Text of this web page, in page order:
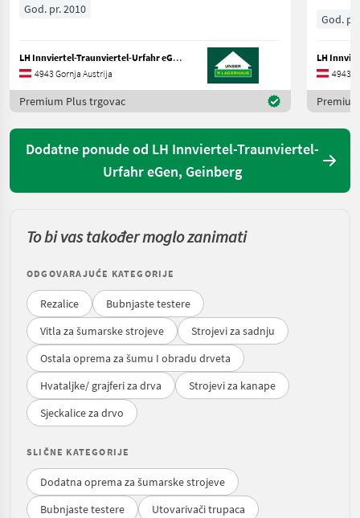
God. pr. 2010
LH Innviertel-Traunviertel-Urfahr eGen, Geinberg
4943 Gornja Austrija
Premium Plus trgovac
God.
4943
Dodatne ponude od LH Innviertel-Traunviertel-
Urfahr eGen, Geinberg
To bi vas također moglo zanimati
ODGOVARAJUĆE KATEGORIJE
Rezalice
Bubnjaste testere
Vitla za šumarske strojeve
Strojevi za sadnju
Ostala oprema za šumu I obradu drveta
Hvataljke/ grajferi za drva
Strojevi za kanape
Sjeckalice za drvo
SLIČNE KATEGORIJE
Dodatna oprema za šumarske strojeve
Bubnjaste testere
Utovarivači trupaca